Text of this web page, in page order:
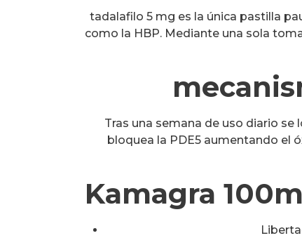
tadalafilo 5 mg es la única pastilla
como la HBP. Mediante una sola
Tras una semana de uso diario
bloquea la PDE5 aumentando el
Kamagra